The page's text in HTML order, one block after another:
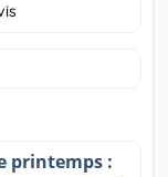
printemps :